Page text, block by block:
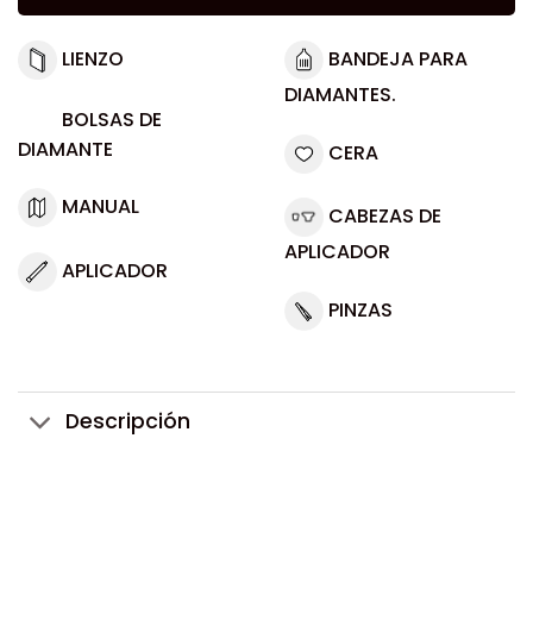
LIENZO
BOLSAS DE
DIAMANTE
MANUAL
APLICADOR
BANDEJA PARA
DIAMANTES.
CERA
CABEZAS DE
APLICADOR
PINZAS
Descripción